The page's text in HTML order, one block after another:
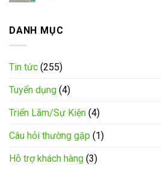
DANH MỤC
Tin tức (255)
Tuyển dụng (4)
Triển Lãm/Sự Kiện (4)
Câu hỏi thường gặp (1)
Hỗ trợ khách hàng (3)